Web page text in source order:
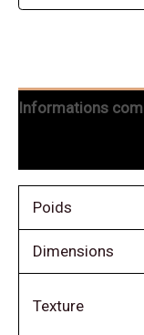
Informations
Poids
Dimensions
Texture